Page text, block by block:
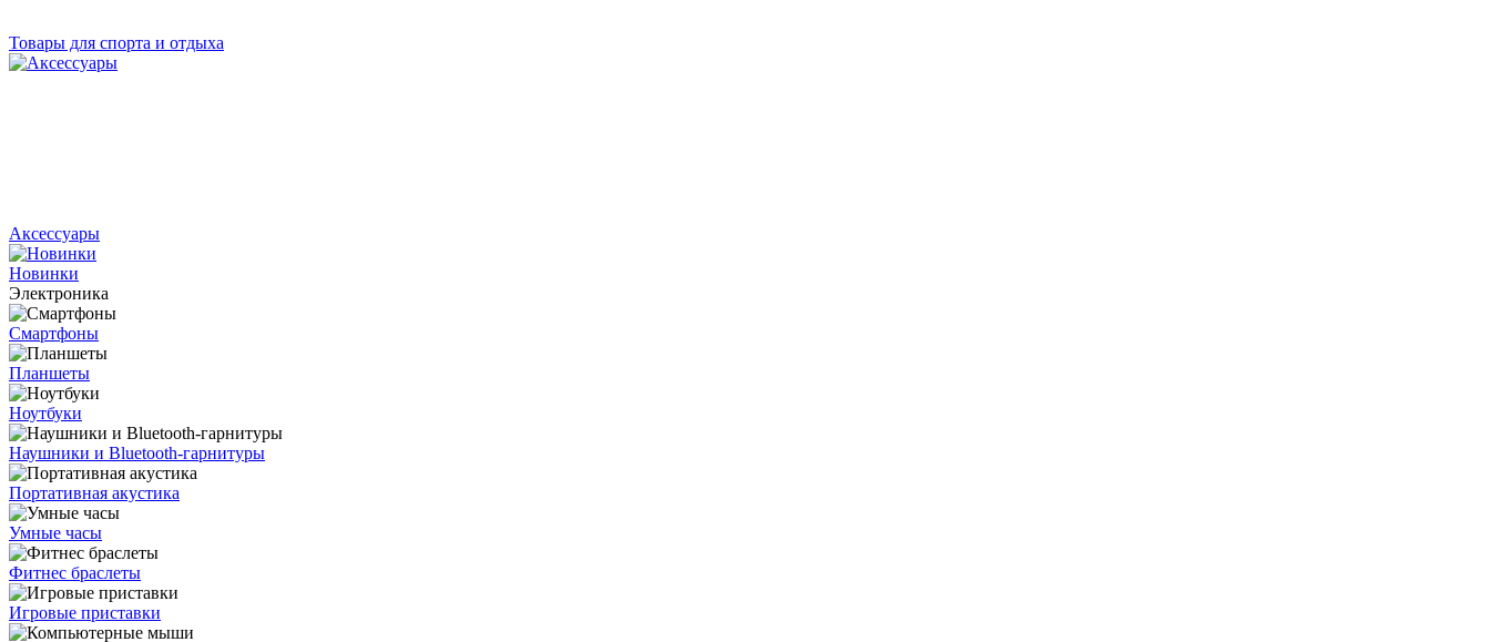
Товары для спорта и отдыха
Аксессуары
Новинки
Электроника
Смартфоны
Планшеты
Ноутбуки
Наушники и Bluetooth-гарнитуры
Портативная акустика
Умные часы
Фитнес браслеты
Игровые приставки